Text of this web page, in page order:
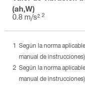
(ah,W)
0.8 m/s² 2
Según la norma
manual de instrucciones)
Según la norma
manual de instrucciones)